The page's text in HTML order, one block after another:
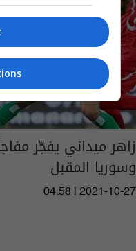
زاهر ميداني يفجّر
وسوريا المقبل
04:58 | 2021-10-27